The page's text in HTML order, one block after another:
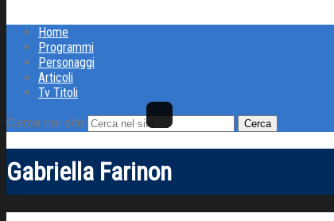
Home
Programmi
Personaggi
Articoli
Tv Titoli
Cerca nel sito
Gabriella Farinon